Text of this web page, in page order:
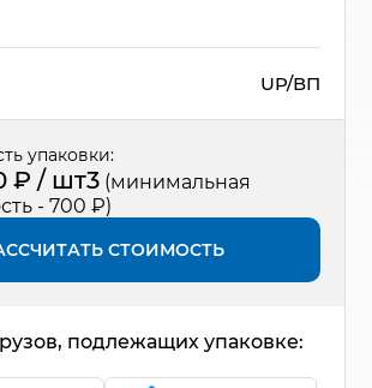
UP/ВП
упаковки:
₽ / шт3 (минимальная
- 700 ₽)
СТОИМОСТЬ
подлежащих упаковке: